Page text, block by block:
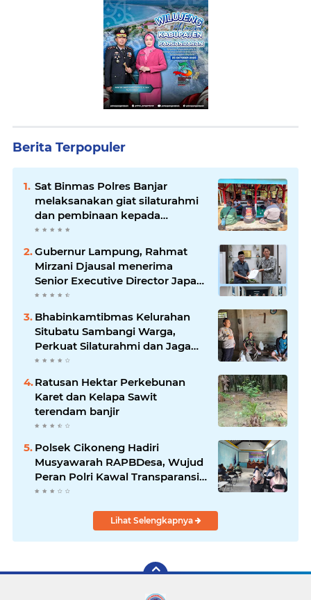
Berita Terpopuler
Sat Binmas Polres Banjar
melaksanakan giat silaturahmi
dan pembinaan kepada
pelaksana Sat Kamling
Gubernur Lampung, Rahmat
Mirzani Djausal menerima
Senior Executive Director Japan
Association for Construction
pertemuan resmi
Bhabinkamtibmas Kelurahan
Situbatu Sambangi Warga,
Perkuat Silaturahmi dan Jaga
Kondusivitas Wilayah
Ratusan Hektar Perkebunan
Karet dan Kelapa Sawit
terendam banjir
Polsek Cikoneng Hadiri
Musyawarah RAPBDesa, Wujud
Peran Polri Kawal Transparansi
dan Kamtibmas Desa
Lihat Selengkapnya